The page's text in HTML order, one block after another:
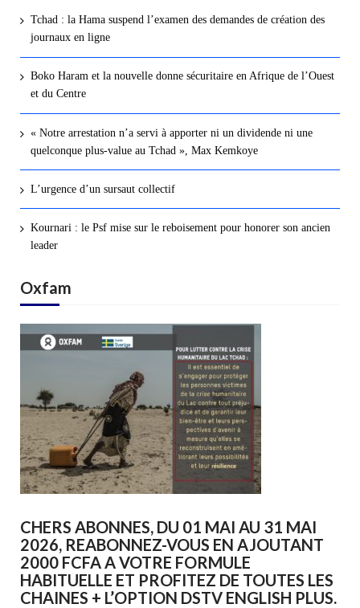
Tchad : la Hama suspend l’examen des demandes de création des
journaux en ligne
Boko Haram et la nouvelle donne sécuritaire en Afrique de l’Ouest
et du Centre
« Notre arrestation n’a servi à apporter ni un dividende ni une
quelconque plus-value au Tchad », Max Kemkoye
L’urgence d’un sursaut collectif
Kournari : le Psf mise sur le reboisement pour honorer son ancien
leader
Oxfam
CHERS ABONNES, DU 01 MAI AU 31 MAI
2026, REABONNEZ-VOUS EN AJOUTANT
2000 FCFA A VOTRE FORMULE
HABITUELLE ET PROFITEZ DE TOUTES LES
CHAINES + L’OPTION DSTV ENGLISH PLUS.